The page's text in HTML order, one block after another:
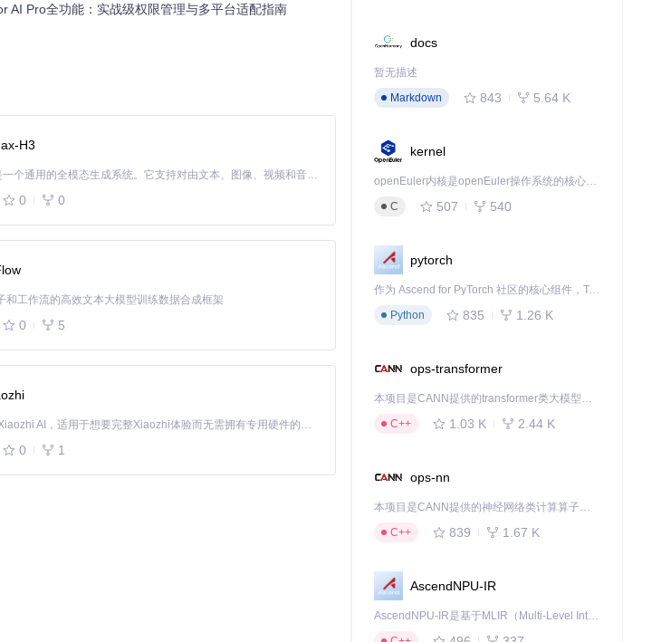
订阅状态、使用情况统计以及可用操作选项，如重置机
AI Pro全功能：实战级权限管理与多平台适配指南
H3
MiniMax H3 是一个通用的全模态生成系统。它支持对由文本、图像、视频和音频组成的多模态上下文进行统一理解，并能生成分辨率高达 2K、时长可达 15 秒的带原生立体声音频的视频。得益于面向任务泛化的系统设计，H3 在预训练阶段就已具备广泛的多模态上下文理解与生成能力，能够出色地执行复杂的多模态指令。
0 0
和工作流的高效文本大模型训练数据合成框架
0 5
基于Python的Xiaozhi AI，适用于想要完整Xiaozhi体验而无需拥有专用硬件的用户。
0 1
docs
暂无描述
Markdown
843 5.64 K
kernel
openEuler内核是openEuler操作系统的核心，既是系统性能与稳定性的基石，也是连接处理器、设备与服务的桥梁。
C
507 540
pytorch
作为 Ascend for PyTorch 社区的核心组件，TorchNPU 是昇腾专为 PyTorch 打造的深度学习适配插件，使 PyTorch 框架能够直接调用昇腾 NPU，为开发者提供昇腾 AI 处理器的超强算力。
Python
835 1.26 K
ops-transformer
本项目是CANN提供的transformer类大模型算子库，实现网络在NPU上加速计算。
C++
1.03 K 2.44 K
ops-nn
本项目是CANN提供的神经网络类计算算子库，实现网络在NPU上加速计算。
C++
839 1.67 K
AscendNPU-IR
AscendNPU-IR是基于MLIR（Multi-Level Intermediate Representation）构建的，面向昇腾亲和算子编译时使用的中间表示，提供昇腾完备表达能力，通过编译优化提升昇腾AI处理器计算效率，支持通过生态框架使能昇腾AI处理器与深度调优